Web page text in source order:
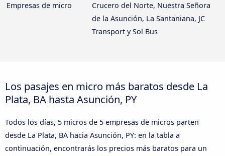
Empresas de micro
Crucero del Norte, Nuestra Señora
de la Asunción, La Santaniana, JC
Transport y Sol Bus
Los pasajes en micro más baratos desde La
Plata, BA hasta Asunción, PY
Todos los días, 5 micros de 5 empresas de micros parten
desde La Plata, BA hacia Asunción, PY: en la tabla a
continuación, encontrarás los precios más baratos para un